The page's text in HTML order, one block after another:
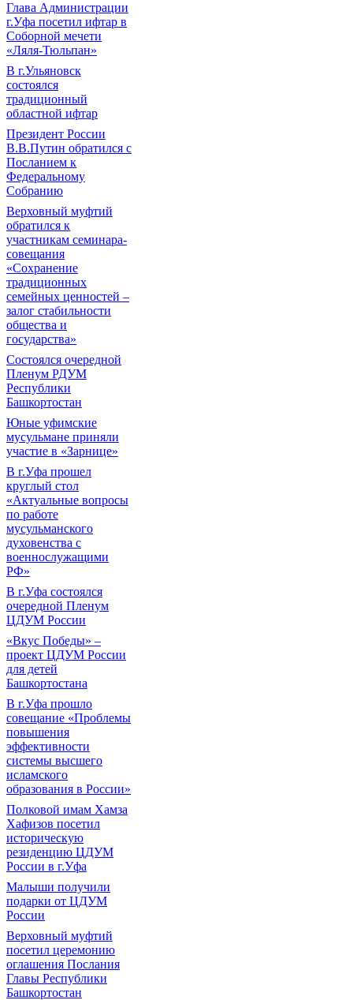
Глава Администрации
г.Уфа посетил ифтар в
Соборной мечети
«Ляля-Тюльпан»
В г.Ульяновск
состоялся
традиционный
областной ифтар
Президент России
В.В.Путин обратился с
Посланием к
Федеральному
Собранию
Верховный муфтий
обратился к
участникам семинара-
совещания
«Сохранение
традиционных
семейных ценностей –
залог стабильности
общества и
государства»
Состоялся очередной
Пленум РДУМ
Республики
Башкортостан
Юные уфимские
мусульмане приняли
участие в «Зарнице»
В г.Уфа прошел
круглый стол
«Актуальные вопросы
по работе
мусульманского
духовенства с
военнослужащими
РФ»
В г.Уфа состоялся
очередной Пленум
ЦДУМ России
«Вкус Победы» –
проект ЦДУМ России
для детей
Башкортостана
В г.Уфа прошло
совещание «Проблемы
повышения
эффективности
системы высшего
исламского
образования в России»
Полковой имам Хамза
Хафизов посетил
историческую
резиденцию ЦДУМ
России в г.Уфа
Малыши получили
подарки от ЦДУМ
России
Верховный муфтий
посетил церемонию
оглашения Послания
Главы Республики
Башкортостан